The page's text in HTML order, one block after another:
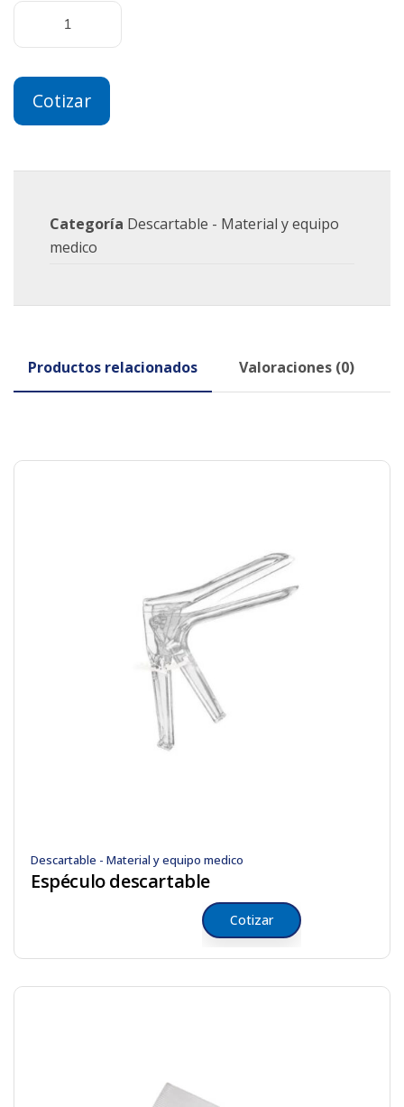
Cotizar
Categoría Descartable - Material y equipo
medico
Productos relacionados Valoraciones (0)
Descartable - Material y equipo medico
Espéculo descartable
Cotizar